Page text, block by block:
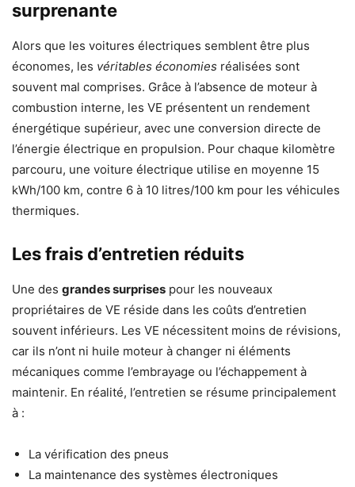
surprenante
Alors que les voitures électriques semblent être plus
économes, les véritables économies réalisées sont
souvent mal comprises. Grâce à l’absence de moteur à
combustion interne, les VE présentent un rendement
énergétique supérieur, avec une conversion directe de
l’énergie électrique en propulsion. Pour chaque kilomètre
parcouru, une voiture électrique utilise en moyenne 15
kWh/100 km, contre 6 à 10 litres/100 km pour les véhicules
thermiques.
Les frais d’entretien réduits
Une des grandes surprises pour les nouveaux
propriétaires de VE réside dans les coûts d’entretien
souvent inférieurs. Les VE nécessitent moins de révisions,
car ils n’ont ni huile moteur à changer ni éléments
mécaniques comme l’embrayage ou l’échappement à
maintenir. En réalité, l’entretien se résume principalement
à :
La vérification des pneus
La maintenance des systèmes électroniques